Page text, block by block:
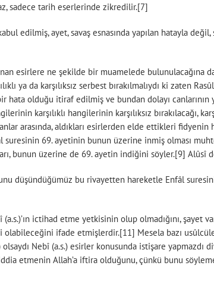
sadece tarih eserlerinde zikredilir.[7]
edilmiş, ayet, savaş esnasında yapılan hatayla
esirlere ne şekilde bir muamelede
ya da karşılıksız serbest bırakılmalıydı ki zaten
olduğu itiraf edilmiş ve bundan dolayı canlarının
karşılıklı hangilerinin karşılıksız bırakılacağı,
arasında, aldıkları esirlerden elde ettikleri fidyenin
69. ayetinin bunun üzerine inmiş olması
bunun üzerine de 69. ayetin indiğini söyler.[9] Alûsî
düşündüğümüz bu rivayetten hareketle Enfâl
ictihad etme yetkisinin olup olmadığını,
ifade etmişlerdir.[11] Mesela bazı
Nebî (a.s.) esirler konusunda istişare
etmenin Allah’a iftira olduğunu, çünkü bunu